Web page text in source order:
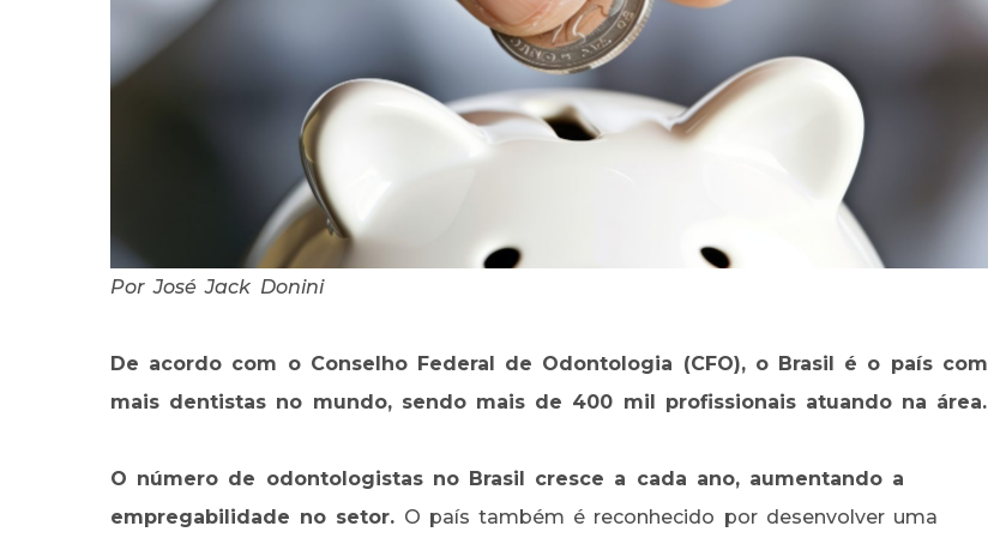
Por José Jack Donini
De acordo com o Conselho Federal de Odontologia (CFO), o Brasil é o país com
mais dentistas no mundo, sendo mais de 400 mil profissionais atuando na área.
O número de odontologistas no Brasil cresce a cada ano, aumentando a
empregabilidade no setor. O país também é reconhecido por desenvolver uma